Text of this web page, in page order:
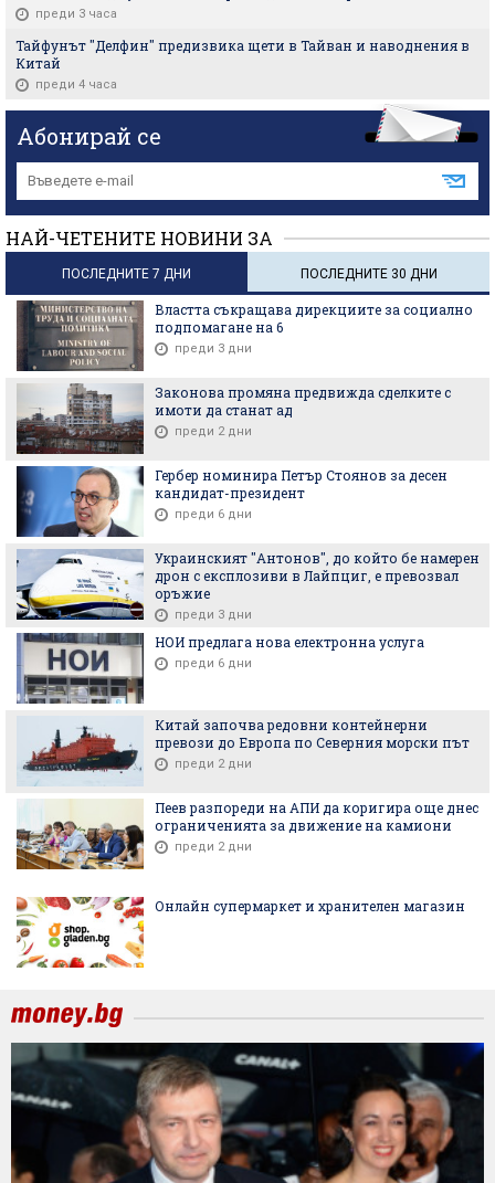
преди 3 часа
Тайфунът "Делфин" предизвика щети в Тайван и наводнения в
Китай
преди 4 часа
Абонирай се
НАЙ-ЧЕТЕНИТЕ НОВИНИ ЗА
ПОСЛЕДНИТЕ 7 ДНИ ПОСЛЕДНИТЕ 30 ДНИ
Властта съкращава дирекциите за социално
подпомагане на 6
преди 3 дни
Законова промяна предвижда сделките с
имоти да станат ад
преди 2 дни
Гербер номинира Петър Стоянов за десен
кандидат-президент
преди 6 дни
Украинският "Антонов", до който бе намерен
дрон с експлозиви в Лайпциг, е превозвал
оръжие
преди 3 дни
НОИ предлага нова електронна услуга
преди 6 дни
Китай започва редовни контейнерни
превози до Европа по Северния морски път
преди 2 дни
Пеев разпореди на АПИ да коригира още днес
ограниченията за движение на камиони
преди 2 дни
Онлайн супермаркет и хранителен магазин